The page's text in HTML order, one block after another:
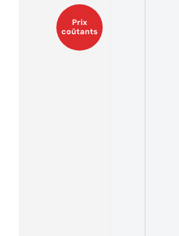
Prix
coûtants